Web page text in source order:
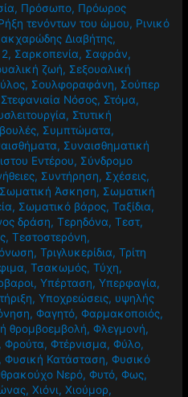
, Πρόσωπο, Πρόωρος
τενόντων του ώμου, Ρινικό
Διαβήτης,
, Σαρκοπενία, Σαφράν,
ζωή, Σεξουαλική
, Σουλφοραφάνη, Σούπερ
Στεφανιαία Νόσος, Στόμα,
, Στυτική
, Συμπτώματα,
, Συναισθηματική
Εντέρου, Σύνδρομο
, Συντήρηση, Σχέσεις,
Σωματική Άσκηση, Σωματική
, Σωματικό βάρος,Ταξίδια,
δράση,Τερηδόνα,Τεστ,
,Τεστοστερόνη,
,Τριγλυκερίδια,Τρίτη
,Τσακωμός,Τύχη,
,Υπέρταση,Υπερφαγία,
,Υποχρεώσεις, υψηλής
,Φαγητό,Φαρμακοποιός,
θρομβοεμβολή,Φλεγμονή,
,Φρούτα,Φτέρνισμα,Φύλο,
,Φυσική Κατάσταση,Φυσικό
Νερό,Φυτό,Φως,
,Χιόνι,Χιούμορ,